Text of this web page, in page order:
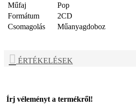
Műfaj
Pop
Formátum
2CD
Csomagolás
Műanyagdoboz
ÉRTÉKELÉSEK
Írj véleményt a termékről!